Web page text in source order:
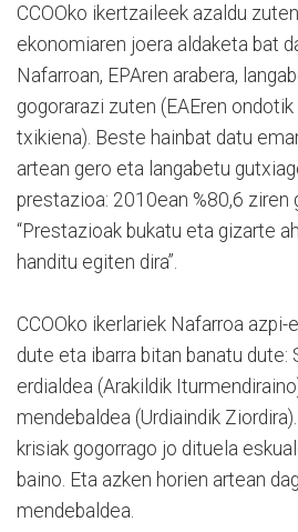
CCOOko ikertzaileek azaldu
ekonomiaren joera aldaketa bat
Nafarroan, EPAren arabera,
gogorarazi zuten (EAEren
txikiena). Beste hainbat datu
artean gero eta langabetu
prestazioa: 2010ean %80,6 ziren
“Prestazioak bukatu eta gizarte
handitu egiten dira”.
CCOOko ikerlariek Nafarroa
dute eta ibarra bitan banatu dute:
erdialdea (Arakildik
mendebaldea (Urdiaindik
krisiak gogorrago jo dituela
baino. Eta azken horien artean
mendebaldea.